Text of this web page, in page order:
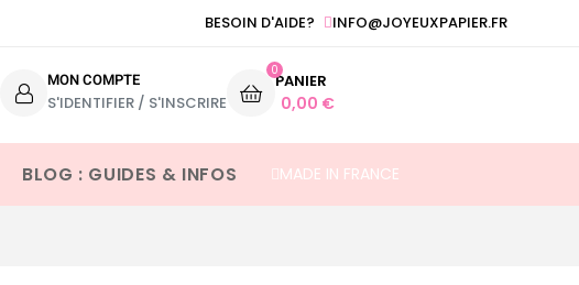
ANNONCE GROSSESSE ET AUTRE FESTIVITÉ
BESOIN D'AIDE? INFO@JOYEUXPAPIER.FR
MON COMPTE
S'IDENTIFIER / S'INSCRIRE
0
PANIER
0,00 €
BLOG : GUIDES & INFOS MADE IN FRANCE